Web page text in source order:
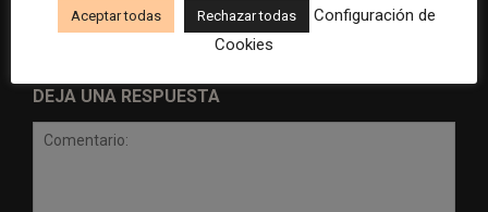
DEJA UNA RESPUESTA
Aceptar todas Rechazar todas
Configuración de
Cookies